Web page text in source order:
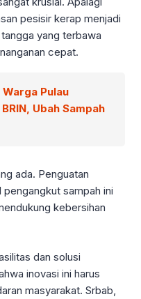
pesisir kerap menjadi
yang terbawa
cepat.
Pulau
Ubah Sampah
ada. Penguatan
sampah ini
kebersihan
dan solusi
inovasi ini harus
masyarakat. Srbab,